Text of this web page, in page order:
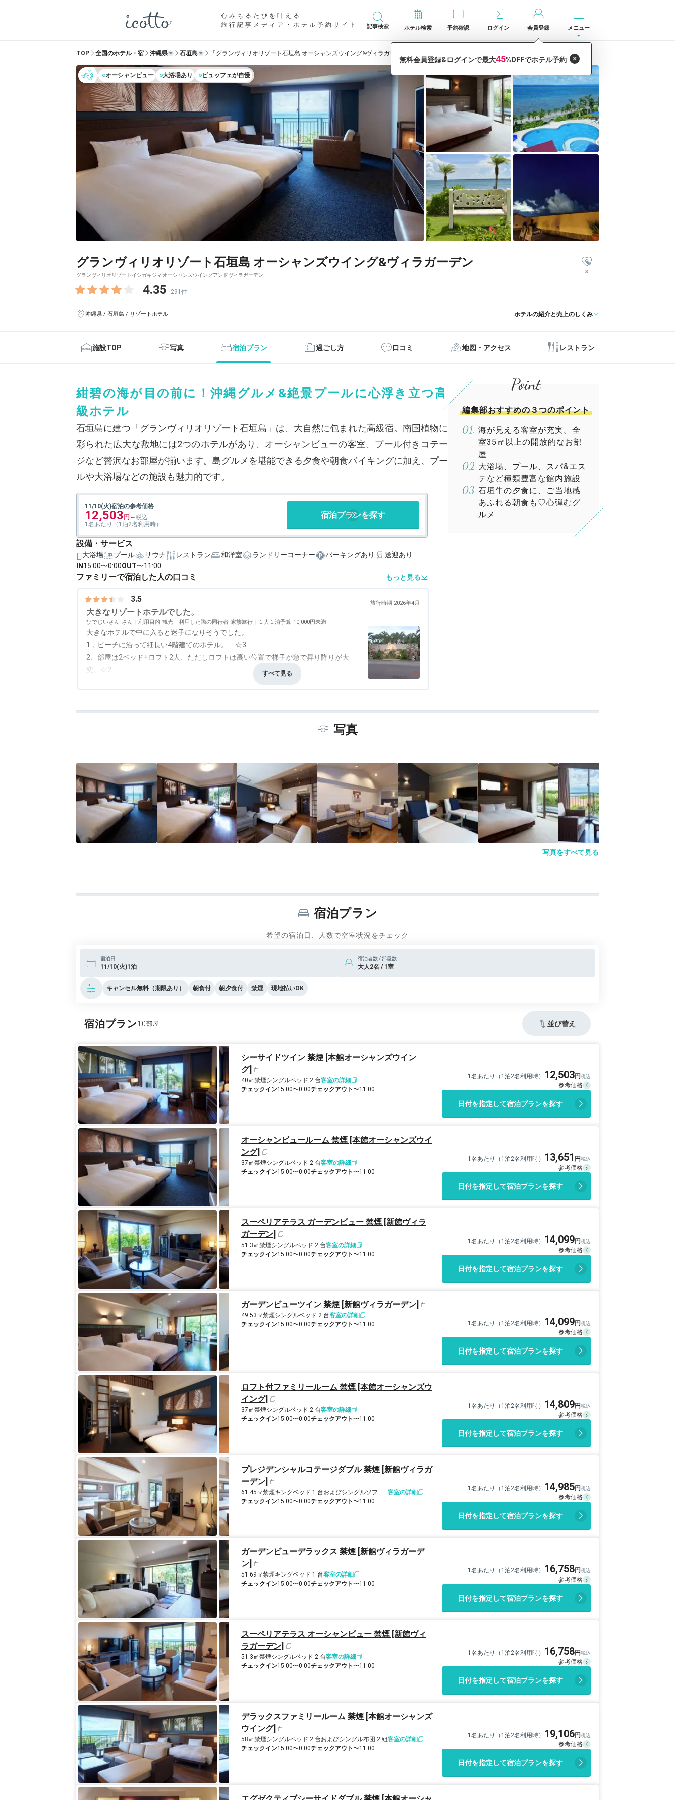
心みちるたびを叶える
旅行記事メディア・ホテル予約サイト
記事検索 ホテル検索 予約確認 ログイン 会員登録 メニュー
TOP 全国のホテル・宿 沖縄県 石垣島 「グランヴィリオリゾート石垣島 オーシャンズウイング&ヴィラガーデン」の宿泊予約
オーシャンビュー 大浴場あり ビュッフェが自慢
グランヴィリオリゾート石垣島 オーシャンズウイング&ヴィラガーデン
グランヴィリオリゾートイシガキジマ オーシャンズウイングアンドヴィラガーデン
4.35 291件
3
沖縄県 / 石垣島 / リゾートホテル ホテルの紹介と売上のしくみ
施設TOP 写真 宿泊プラン 過ごし方 口コミ 地図・アクセス レストラン
紺碧の海が目の前に！沖縄グルメ&絶景プールに心浮き立つ高
級ホテル
石垣島に建つ「グランヴィリオリゾート石垣島」は、大自然に包まれた高級宿。南国植物に
彩られた広大な敷地には2つのホテルがあり、オーシャンビューの客室、プール付きコテー
ジなど贅沢なお部屋が揃います。島グルメを堪能できる夕食や朝食バイキングに加え、プー
ルや大浴場などの施設も魅力的です。
11/10(火)宿泊の参考価格
12,503
1名あたり（1泊2名利用時）
宿泊プランを探す
設備・サービス
大浴場 プール サウナ レストラン 和洋室 ランドリーコーナー パーキングあり
送迎あり
IN 15:00〜0:00OUT〜11:00
ファミリーで宿泊した人の口コミ もっと見る
3.5 旅行時期 2026年4月
大きなリゾートホテルでした。
ひでじいさん 利用目的 観光 利用した際の同行者 家族旅行 １人１泊予算 10,000円未満
大きなホテルで中に入ると迷子になりそうでした。
1，ビーチに沿って細長い4階建てのホテル。 ☆3
2、部屋は2ベッド+ロフト2人、ただしロフトは高い位置で梯子が急で昇り降りが大
変。☆2
3、大浴場は大きくは無いですが湯温が高く長居できませんでした。☆2
3.5 バリアフリー4.0
編集部おすすめの３つのポイント
海が見える客室が充実。全
室35㎡以上の開放的なお部
屋
大浴場、プール、スパ&エス
テなど種類豊富な館内施設
石垣牛の夕食に、ご当地感
あふれる朝食も♡心弾むグ
ルメ
写真
写真をすべて見る
宿泊プラン
希望の宿泊日、人数で空室状況をチェック
宿泊日
11/10(火)1泊
宿泊者数 / 部屋数
大人2名 / 1室
キャンセル無料（期限あり） 朝食付 朝夕食付 禁煙 現地払いOK
宿泊プラン10 並び替え
シーサイドツイン 禁煙 [本館オーシャンズウイン
グ]
40㎡禁煙シングルベッド 2 台客室の詳細
チェックイン15:00〜0:00チェックアウト〜11:00
1名あたり（1泊2名利用時） 12,503
日付を指定して宿泊プランを探す
オーシャンビュールーム 禁煙 [本館オーシャンズウイ
ング]
37㎡禁煙シングルベッド 2 台客室の詳細
チェックイン15:00〜0:00チェックアウト〜11:00
1名あたり（1泊2名利用時） 13,651
日付を指定して宿泊プランを探す
スーペリアテラス ガーデンビュー 禁煙 [新館ヴィラ
ガーデン]
51.3㎡禁煙シングルベッド 2 台客室の詳細
チェックイン15:00〜0:00チェックアウト〜11:00
1名あたり（1泊2名利用時） 14,099
日付を指定して宿泊プランを探す
ガーデンビューツイン 禁煙 [新館ヴィラガーデン]
49.53㎡禁煙シングルベッド 2 台客室の詳細
チェックイン15:00〜0:00チェックアウト〜11:00 1名あたり（1泊2名利用時） 14,099
日付を指定して宿泊プランを探す
ロフト付ファミリールーム 禁煙 [本館オーシャンズウ
イング]
37㎡禁煙シングルベッド 2 台客室の詳細
チェックイン15:00〜0:00チェックアウト〜11:00
1名あたり（1泊2名利用時） 14,809
日付を指定して宿泊プランを探す
プレジデンシャルコテージダブル 禁煙 [新館ヴィラガ
ーデン]
61.45㎡禁煙 キングベッド 1 台およびシングルソファーベッド 1 台
客室の詳細
チェックイン15:00〜0:00チェックアウト〜11:00
1名あたり（1泊2名利用時） 14,985
日付を指定して宿泊プランを探す
ガーデンビューデラックス 禁煙 [新館ヴィラガーデ
ン]
51.69㎡禁煙キングベッド 1 台客室の詳細
チェックイン15:00〜0:00チェックアウト〜11:00
1名あたり（1泊2名利用時） 16,758
日付を指定して宿泊プランを探す
スーペリアテラス オーシャンビュー 禁煙 [新館ヴィ
ラガーデン]
51.3㎡禁煙シングルベッド 2 台客室の詳細
チェックイン15:00〜0:00チェックアウト〜11:00
1名あたり（1泊2名利用時） 16,758
日付を指定して宿泊プランを探す
デラックスファミリールーム 禁煙 [本館オーシャンズ
ウイング]
58㎡禁煙シングルベッド 2 台およびシングル布団 2 組客室の詳細
チェックイン15:00〜0:00チェックアウト〜11:00
1名あたり（1泊2名利用時） 19,106
日付を指定して宿泊プランを探す